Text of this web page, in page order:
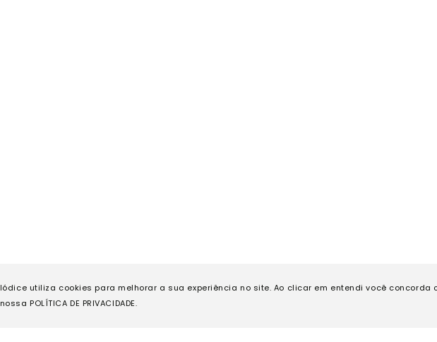
Iódice utiliza cookies para melhorar a sua experiência no site. Ao clicar em entendi você concorda
nossa POLÍTICA DE PRIVACIDADE.